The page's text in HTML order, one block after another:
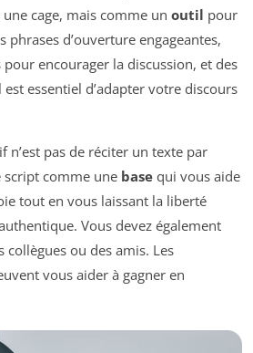
cage, mais comme un outil pour
phrases d’ouverture engageantes,
encourager la discussion, et des
essentiel d’adapter votre discours
n’est pas de réciter un texte par
comme une base qui vous aide
tout en vous laissant la liberté
Vous devez également
collègues ou des amis. Les
vous aider à gagner en